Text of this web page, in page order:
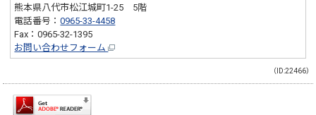
熊本県八代市松江城町1-25 5階
電話番号：0965-33-4458
Fax：0965-32-1395
お問い合わせフォーム
（ID:22466）